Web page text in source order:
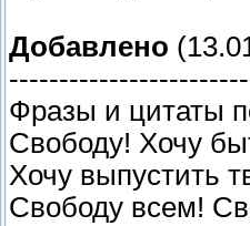
Добавлено
Фразы и цитаты
Свободу! Хочу
Хочу выпустить
Свободу всем!